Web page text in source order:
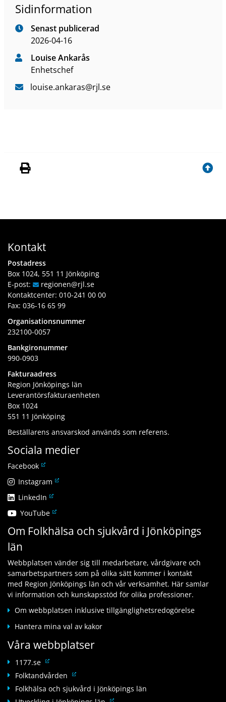
Sidinformation
Senast publicerad
2026-04-16
Louise Ankarås
Enhetschef
louise.ankaras@rjl.se
Kontakt
Postadress
Box 1024, 551 11 Jönköping
E-post:
regionen@rjl.se
Kontaktcenter: 010-241 00 00
Fax: 036-16 65 99
Organisationsnummer
232100-0057
Bankgironummer
990-0903
Fakturaadress
Region Jönköpings län
Leverantörsfakturaenheten
Box 1024
551 11 Jönköping
Beställarens ansvarskod används som referens.
Sociala medier
FacebookL
n
k
i
l
n
n
a
n
e
b
p
a
t
s
Instagram L
ä
k
i
a
n
n
a
n
e
b
b
l
t
LinkedIn L
n
k
l
l
a
n
a
n
e
p
a
YouTubeL
n
i
l
l
a
n
a
w
b
p
Om Folkhälsa och sjukvård i Jönköpings
län
Webbplatsen vänder sig till medarbetare, vårdgivare och
samarbetspartners som på olika sätt kommer i kontakt
med Region Jönköpings län och vår verksamhet. Här samlar
vi information och kunskapsstöd för olika professioner.
Om webbplatsen inklusive tillgänglighetsredogörelse
Hantera mina val av kakor
Våra webbplatser
1177.se L
ä
k
Folktandvården L
ä
Folkhälsa och sjukvård i Jönköpings län